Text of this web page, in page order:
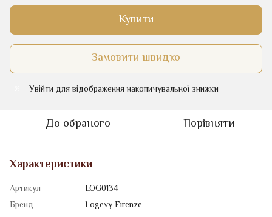
Купити
Замовити швидко
Увійти для відображення накопичувальної знижки
До обраного Порівняти
Характеристики
Артикул
LOG0134
Бренд
Logevy Firenze